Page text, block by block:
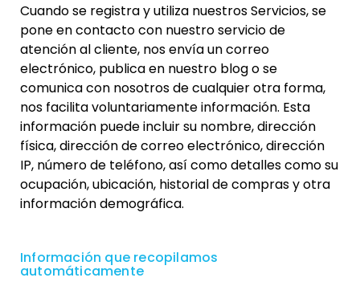
Cuando se registra y utiliza nuestros Servicios, se
pone en contacto con nuestro servicio de
atención al cliente, nos envía un correo
electrónico, publica en nuestro blog o se
comunica con nosotros de cualquier otra forma,
nos facilita voluntariamente información. Esta
información puede incluir su nombre, dirección
física, dirección de correo electrónico, dirección
IP, número de teléfono, así como detalles como su
ocupación, ubicación, historial de compras y otra
información demográfica.
Información que recopilamos
automáticamente